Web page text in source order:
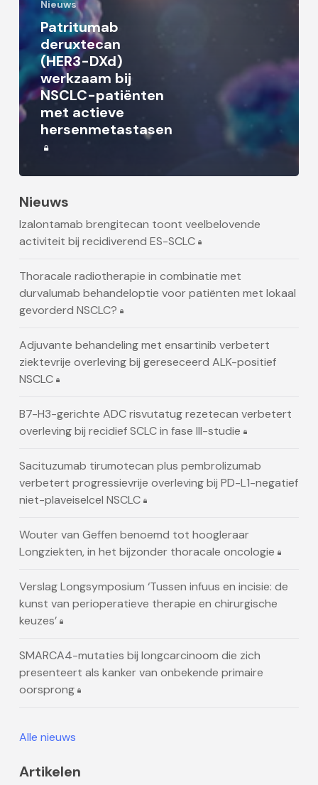
Nieuws
Patritumab
deruxtecan
(HER3-DXd)
werkzaam bij
NSCLC-patiënten
met actieve
hersenmetastasen
Nieuws
Izalontamab brengitecan toont veelbelovende
activiteit bij recidiverend ES-SCLC
Thoracale radiotherapie in combinatie met
durvalumab behandeloptie voor patiënten met lokaal
gevorderd NSCLC?
Adjuvante behandeling met ensartinib verbetert
ziektevrije overleving bij gereseceerd ALK-positief
NSCLC
B7-H3-gerichte ADC risvutatug rezetecan verbetert
overleving bij recidief SCLC in fase III-studie
Sacituzumab tirumotecan plus pembrolizumab
verbetert progressievrije overleving bij PD-L1-negatief
niet-plaveiselcel NSCLC
Wouter van Geffen benoemd tot hoogleraar
Longziekten, in het bijzonder thoracale oncologie
Verslag Longsymposium ‘Tussen infuus en incisie: de
kunst van perioperatieve therapie en chirurgische
keuzes’
SMARCA4-mutaties bij longcarcinoom die zich
presenteert als kanker van onbekende primaire
oorsprong
Alle nieuws
Artikelen